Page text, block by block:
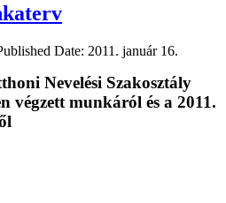
Date: 2011. január 16.
Nevelési Szakosztály
végzett munkáról és a 2011.